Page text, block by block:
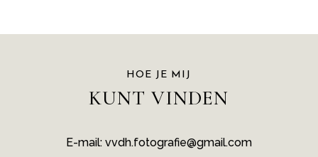
HOE JE MIJ
KUNT VINDEN
E-mail: vvdh.fotografie@gmail.com